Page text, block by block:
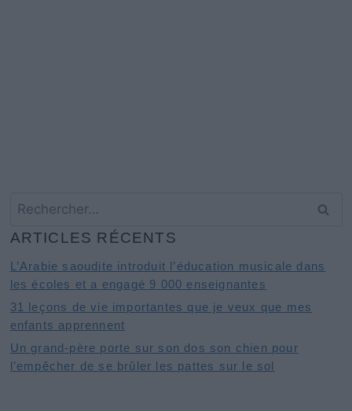
Rechercher :
ARTICLES RÉCENTS
L’Arabie saoudite introduit l’éducation musicale dans
les écoles et a engagé 9 000 enseignantes
31 leçons de vie importantes que je veux que mes
enfants apprennent
Un grand-père porte sur son dos son chien pour
l’empêcher de se brûler les pattes sur le sol